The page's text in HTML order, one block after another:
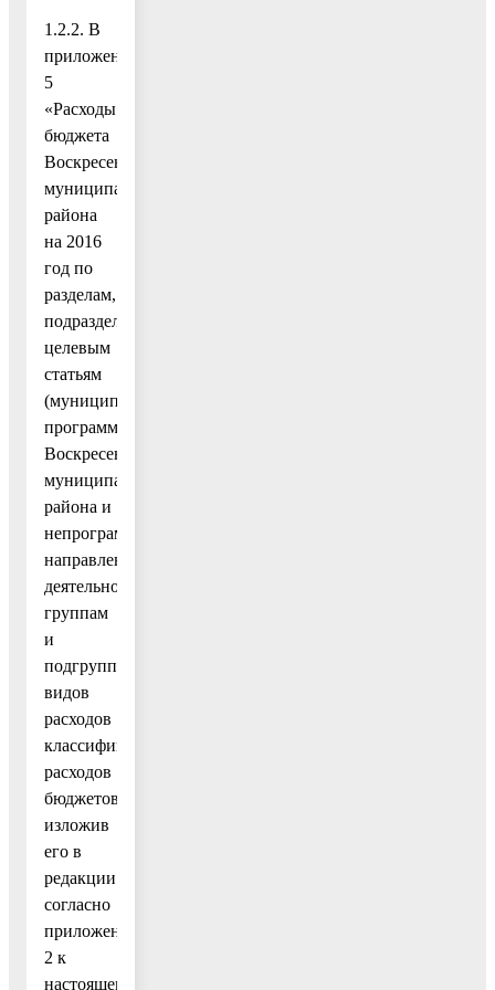
1.2.2. В
приложение
5
«Расходы
бюджета
Воскресенского
муниципального
района
на 2016
год по
разделам,
подразделам,
целевым
статьям
(муниципальным
программам
Воскресенского
муниципального
района и
непрограммным
направлениям
деятельности),
группам
и
подгруппам
видов
расходов
классификации
расходов
бюджетов»,
изложив
его в
редакции
согласно
приложению
2 к
настоящему